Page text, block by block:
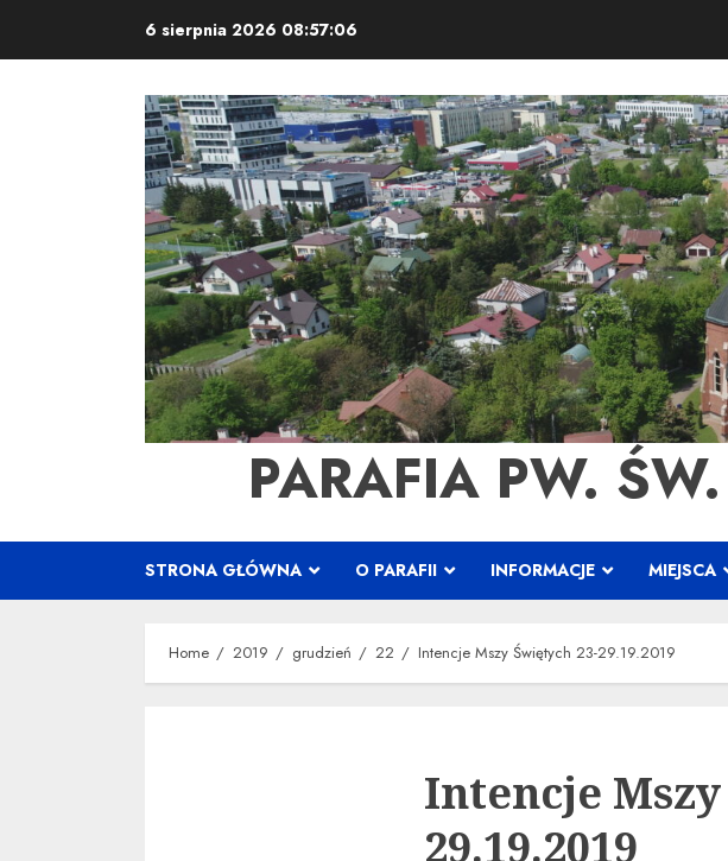
6 sierpnia 2026 08:57:07
PARAFIA PW.
STRONA GŁÓWNA O PARAFII INFORMACJE MIEJSCA
Home 2019 grudzień 22 Intencje Mszy Świętych 23-29.19.2019
Intencje
29.19.2019